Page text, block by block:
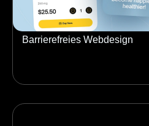
Barrierefreies Webdesign